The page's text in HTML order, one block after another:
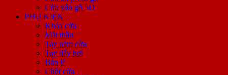
Cửa vân gỗ 5D
PHỤ KIỆN
Khóa cửa
Mắt thần
Tay nắm cửa
Tay đẩy hơi
Bản lề
Chốt cửa